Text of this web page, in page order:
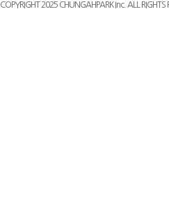
COPYRIGHT 2025 CHUNGAHPARK Inc. ALL RIGHTS